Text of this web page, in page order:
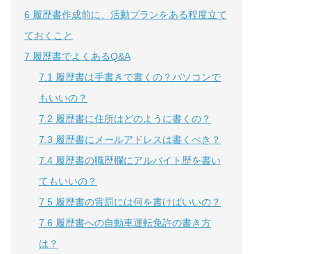
6 履歴書作成前に、活動プランをある程度立て
ておくこと
7 履歴書でよくあるQ&A
7.1
履歴書は手書きで書くの？パソコンで
もいいの？
7.2 履歴書に住所はどのように書くの？
7.3 履歴書にメールアドレスは書くべき？
7.4 履歴書の職歴欄にアルバイト歴を書い
てもいいの？
7.5 履歴書の賞罰には何を書けばいいの？
7.6 履歴書への自動車運転免許の書き方
は？